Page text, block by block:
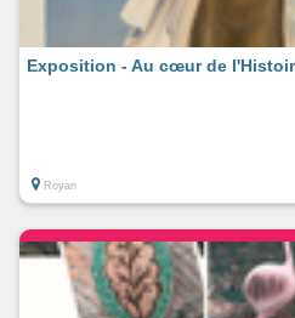
Exposition - Au cœur de
Royan